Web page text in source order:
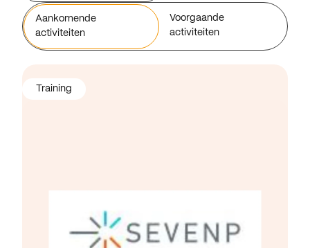
Aankomende
activiteiten
Voorgaande
activiteiten
Training